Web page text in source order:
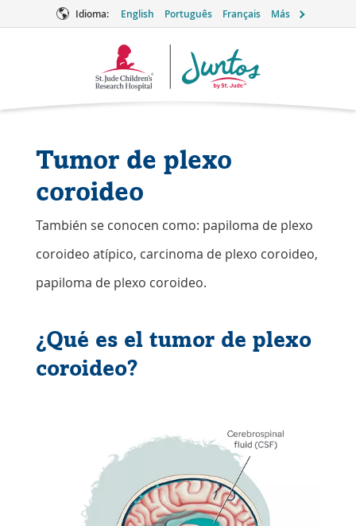
Idioma: English Português Français Más
Logotipo
Tumor de plexo
coroideo
También se conocen como: papiloma de plexo
coroideo atípico, carcinoma de plexo coroideo,
papiloma de plexo coroideo.
¿Qué es el tumor de plexo
coroideo?